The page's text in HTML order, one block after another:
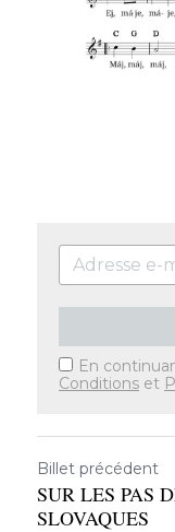
En
Conditions et
Billet précédent
SUR LES PAS
SLOVAQUES